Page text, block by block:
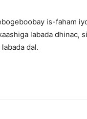
is-faham
labada dhinac,
dal.